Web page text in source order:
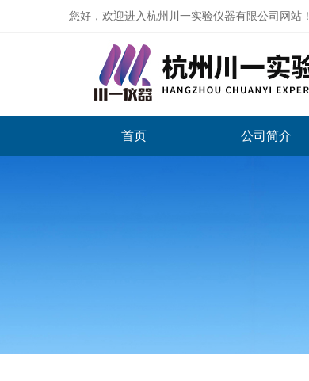
您好，欢迎进入杭州川一实验仪器有限公司网站！
首页 公司简介